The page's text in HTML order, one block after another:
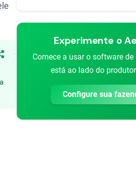
Compartilhar
Experimente o
Comece a usar o software de
está ao lado do
Configure sua